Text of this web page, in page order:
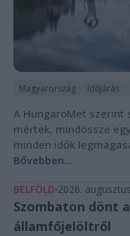
Magyarország Időjárás
A HungaroMet szerint
mértek, mindössze
minden idők
Bővebben...
BELFÖLD 2026.
Szombaton dönt
államfőjelöltről